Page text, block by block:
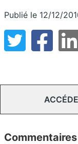
Publié le 12/12/